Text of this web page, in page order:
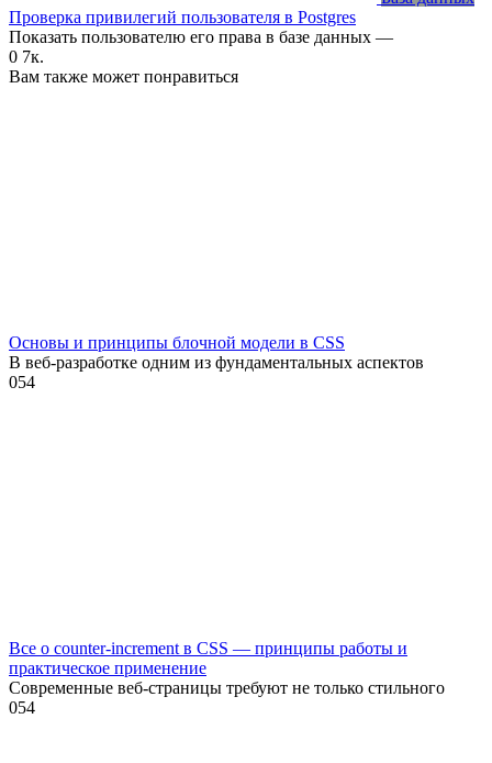
Проверка привилегий пользователя в Postgres
Показать пользователю его права в базе данных —
0 7к.
Вам также может понравиться
Основы и принципы блочной модели в CSS
В веб-разработке одним из фундаментальных аспектов
054
Все о counter-increment в CSS — принципы работы и
практическое применение
Современные веб-страницы требуют не только стильного
054